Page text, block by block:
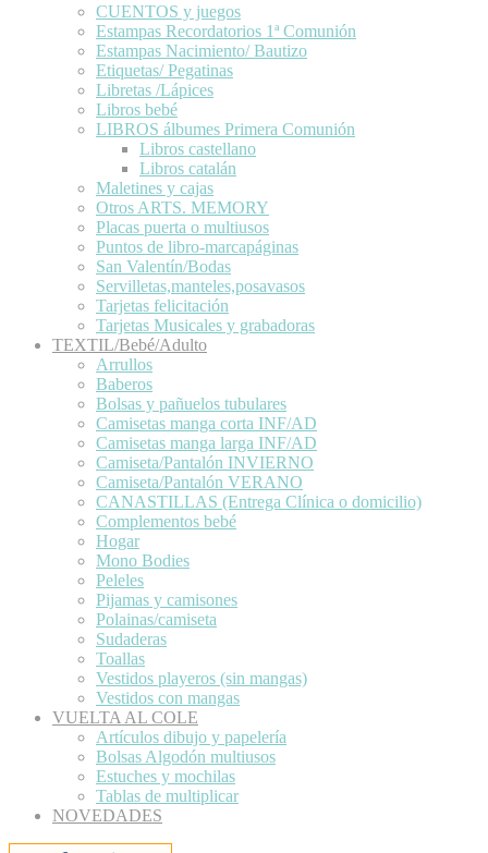
CUENTOS y juegos
Estampas Recordatorios 1ª Comunión
Estampas Nacimiento/ Bautizo
Etiquetas/ Pegatinas
Libretas /Lápices
Libros bebé
LIBROS álbumes Primera Comunión
Libros castellano
Libros catalán
Maletines y cajas
Otros ARTS. MEMORY
Placas puerta o multiusos
Puntos de libro-marcapáginas
San Valentín/Bodas
Servilletas,manteles,posavasos
Tarjetas felicitación
Tarjetas Musicales y grabadoras
TEXTIL/Bebé/Adulto
Arrullos
Baberos
Bolsas y pañuelos tubulares
Camisetas manga corta INF/AD
Camisetas manga larga INF/AD
Camiseta/Pantalón INVIERNO
Camiseta/Pantalón VERANO
CANASTILLAS (Entrega Clínica o domicilio)
Complementos bebé
Hogar
Mono Bodies
Peleles
Pijamas y camisones
Polainas/camiseta
Sudaderas
Toallas
Vestidos playeros (sin mangas)
Vestidos con mangas
VUELTA AL COLE
Artículos dibujo y papelería
Bolsas Algodón multiusos
Estuches y mochilas
Tablas de multiplicar
NOVEDADES